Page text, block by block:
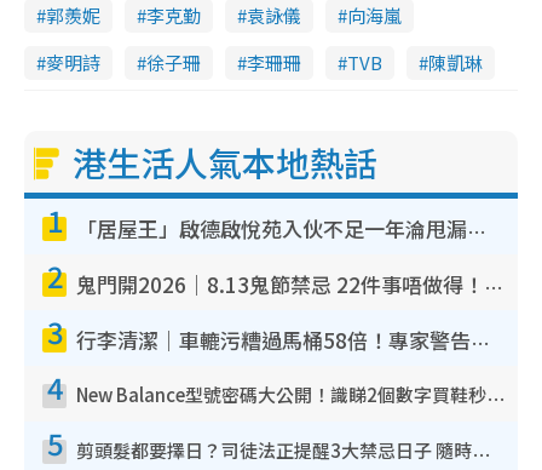
郭羨妮
李克勤 袁詠儀
向海嵐
麥明詩
徐子珊 李珊珊 TVB 陳凱琳
港生活人氣本地熱話
1 「居屋王」啟德啟悅苑入伙不足一年淪甩漏之王！插頭噴火花致大停電 多戶業主全屋家電報銷
2 鬼門開2026｜8.13鬼節禁忌 22件事唔做得！燒肉、刺身要少食？半夜勿吹口哨/打呢個電話
3 行李清潔｜車轆污糟過馬桶58倍！專家警告忌用酒精抹 教1招免污手除菌
4 New Balance型號密碼大公開！識睇2個數字買鞋秒知功能免中伏 附5大熱門鞋款
5 剪頭髮都要擇日？司徒法正提醒3大禁忌日子 隨時剪走財運！呢日剪髮恐「剪壽命」？